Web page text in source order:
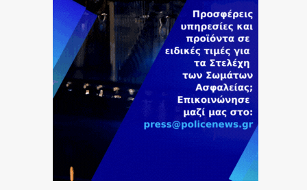
ΟΠΛΑ/ΕΞΟΠΛΙΣΜΟΣ
ΟΜΑΔΕΣ ΕΛ.ΑΣ.